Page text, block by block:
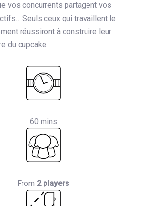
vos concurrents partagent vos
Seuls ceux qui travaillent le
réussiront à construire leur
du cupcake.
60 mins
From 2 players